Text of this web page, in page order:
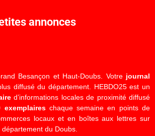
annonces
Besançon et Haut-Doubs. Votre journal
diffusé du département. HEBDO25 est un
d’informations locales de proximité diffusé
chaque semaine en points de
locaux et en boîtes aux lettres sur
du Doubs.